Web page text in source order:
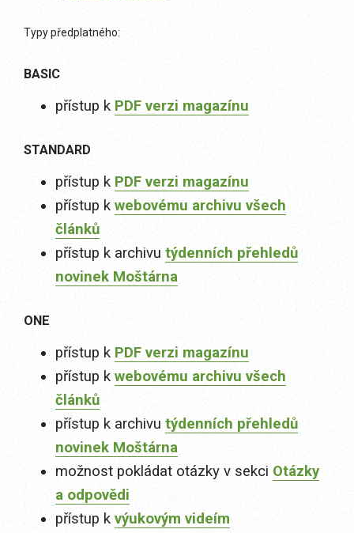
Typy předplatného:
BASIC
přístup k PDF verzi magazínu
STANDARD
přístup k PDF verzi magazínu
přístup k webovému archivu všech
článků
přístup k archivu týdenních přehledů
novinek Moštárna
ONE
přístup k PDF verzi magazínu
přístup k webovému archivu všech
článků
přístup k archivu týdenních přehledů
novinek Moštárna
možnost pokládat otázky v sekci Otázky
a odpovědi
přístup k výukovým videím